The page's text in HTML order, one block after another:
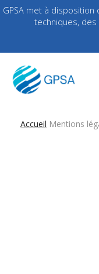
GPSA met à
techniques,
Accueil Mentions